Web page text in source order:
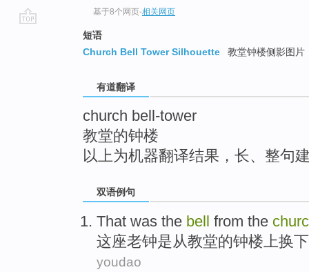
基于8个网页-相关网页
短语
Church Bell Tower Silhouette
教堂钟楼侧影图片
有道翻译
church bell-tower
教堂的钟楼
以上为机器翻译结果，长、整句
双语例句
That was the bell from the
这座老钟是从教堂的钟楼上换
youdao